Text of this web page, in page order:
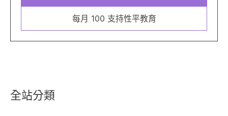
每月 100 支持性平教育
全站分類